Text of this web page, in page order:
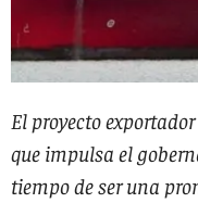
El proyecto
que impulsa el
tiempo de ser una